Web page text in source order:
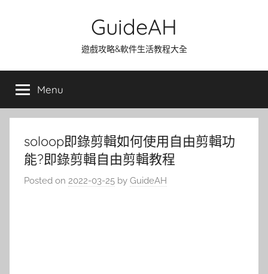
GuideAH
遊戲攻略&軟件生活教程大全
Menu
soloop即錄剪輯如何使用自由剪輯功
能?即錄剪輯自由剪輯教程
Posted on 2022-03-25 by GuideAH